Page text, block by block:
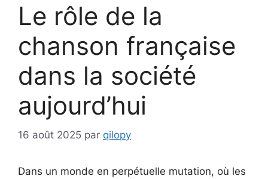
Le rôle de la
chanson française
dans la société
aujourd’hui
16 août 2025 par qilopy
Dans un monde en perpétuelle mutation, où les